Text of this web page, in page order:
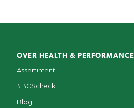
OVER HEALTH & PERFORMANCE
Assortiment
#BCScheck
Blog